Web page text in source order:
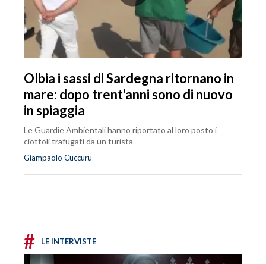
Olbia i sassi di Sardegna ritornano in
mare: dopo trent'anni sono di nuovo
in spiaggia
Le Guardie Ambientali hanno riportato al loro posto i
ciottoli trafugati da un turista
Giampaolo Cuccuru
# LE INTERVISTE